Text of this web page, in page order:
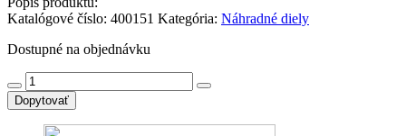
Katalógové číslo: 400151 Kategória: Náhradné diely
Dostupné na objednávku
množstvo
HAR09140122734
-
HARTING
Dopytovať